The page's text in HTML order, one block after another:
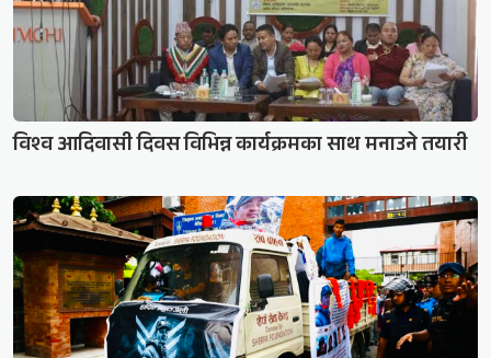
विश्व आदिवासी दिवस विभिन्न कार्यक्रमका साथ मनाउने तयारी